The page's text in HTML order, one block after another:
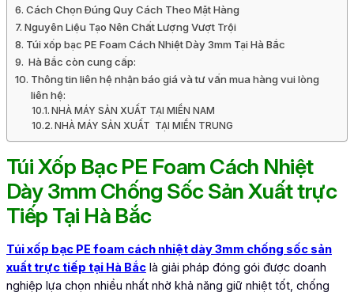
Cách Chọn Đúng Quy Cách Theo Mặt Hàng
Nguyên Liệu Tạo Nên Chất Lượng Vượt Trội
Túi xốp bạc PE Foam Cách Nhiệt Dày 3mm Tại Hà Bắc
Hà Bắc còn cung cấp:
Thông tin liên hệ nhận báo giá và tư vấn mua hàng vui lòng
liên hệ:
NHÀ MÁY SẢN XUẤT TẠI MIỀN NAM
NHÀ MÁY SẢN XUẤT TẠI MIỀN TRUNG
Túi Xốp Bạc PE Foam Cách Nhiệt
Dày 3mm Chống Sốc Sản Xuất trực
Tiếp Tại Hà Bắc
Túi xốp bạc PE foam cách nhiệt dày 3mm chống sốc sản
xuất trực tiếp tại Hà Bắc là giải pháp đóng gói được doanh
nghiệp lựa chọn nhiều nhất nhờ khả năng giữ nhiệt tốt, chống